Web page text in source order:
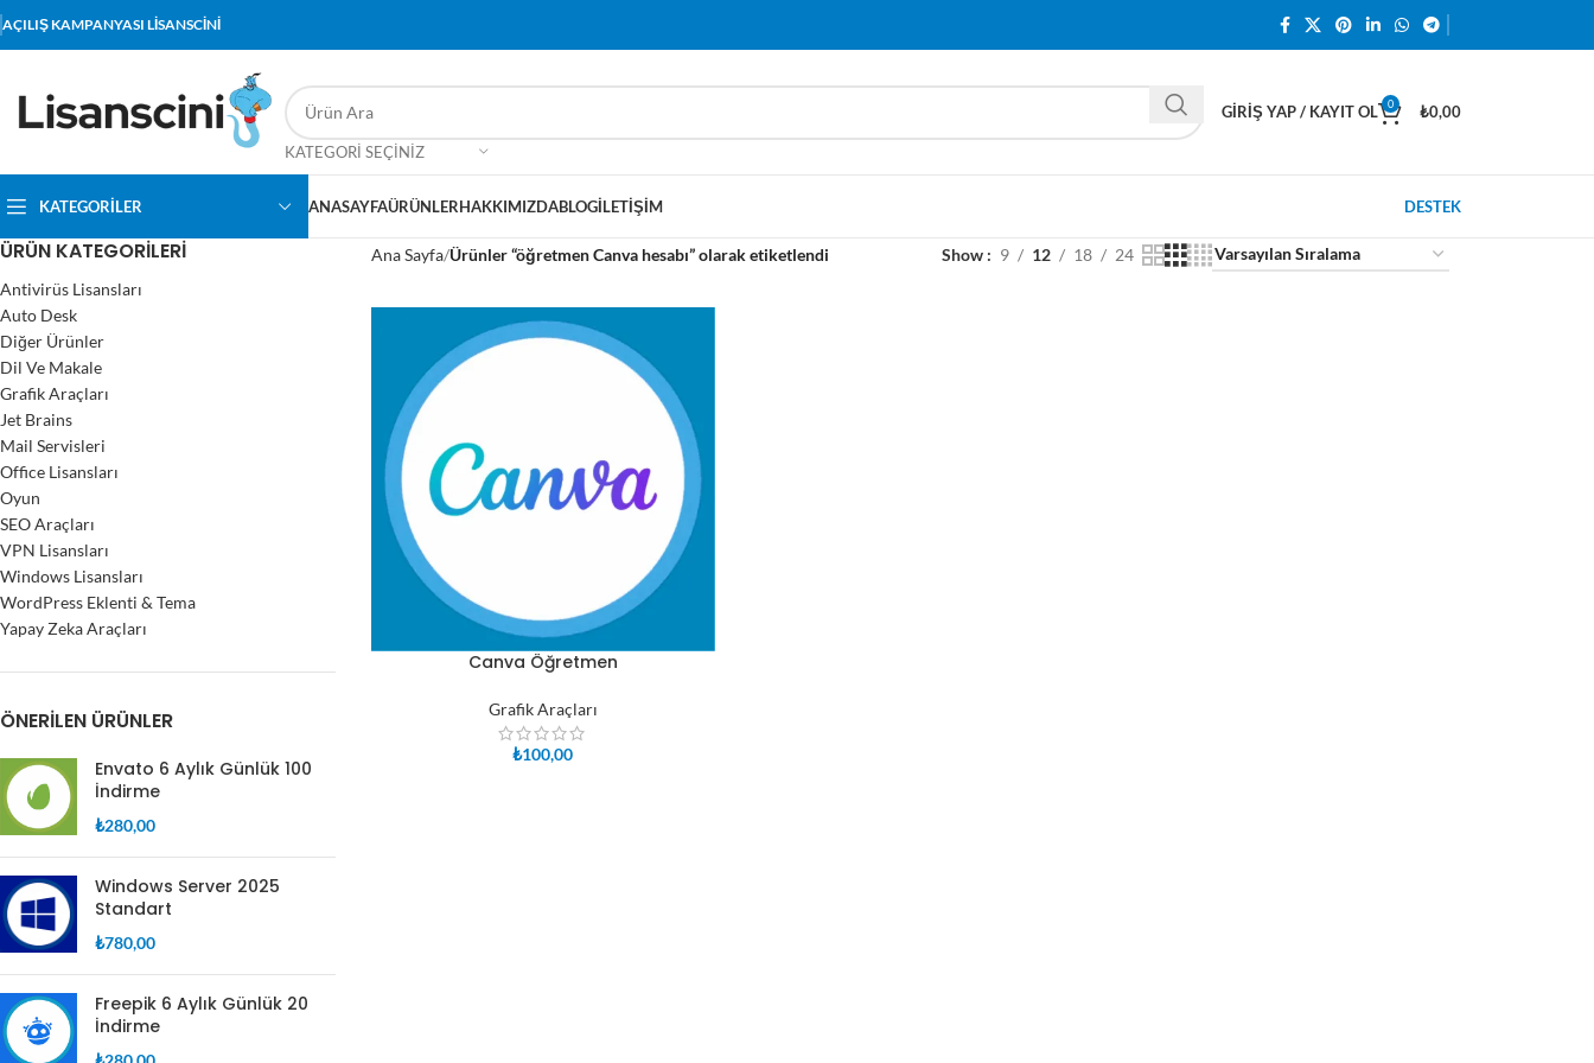
AÇILIŞ KAMPANYASI LİSANSCİNİ
KATEGORI SEÇINIZ
GIRIŞ YAP / KAYIT OL 0 ₺0,00
KATEGORİLER ANASAYFAÜRÜNLERHAKKIMIZDABLOGİLETIŞIM DESTEK
ÜRÜN KATEGORILERI
Antivirüs Lisansları
Auto Desk
Diğer Ürünler
Dil Ve Makale
Grafik Araçları
Jet Brains
Mail Servisleri
Office Lisansları
Oyun
SEO Araçları
VPN Lisansları
Windows Lisansları
WordPress Eklenti & Tema
Yapay Zeka Araçları
ÖNERILEN ÜRÜNLER
Envato 6 Aylık Günlük 100
İndirme
₺280,00
Windows Server 2025
Standart
₺780,00
Freepik 6 Aylık Günlük 20
İndirme
Ana Sayfa Ürünler “öğretmen Canva hesabı” olarak etiketlendi Show 9 12 18 24
Canva Öğretmen
Grafik Araçları
₺100,00